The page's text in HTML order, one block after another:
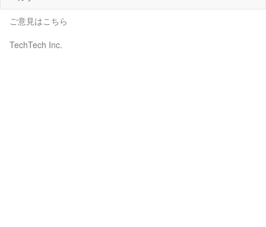
ご意見はこちら
TechTech Inc.